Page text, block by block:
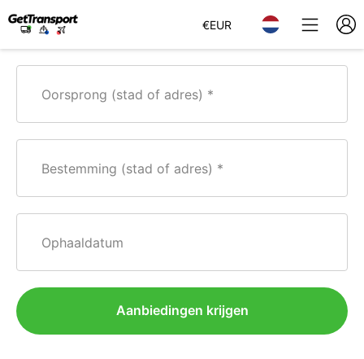
€EUR
Oorsprong (stad of adres)
Bestemming (stad of adres)
Ophaaldatum
Aanbiedingen krijgen